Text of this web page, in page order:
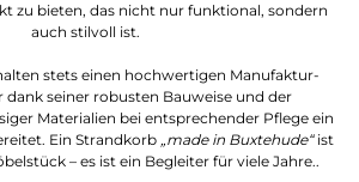
zu bieten, das nicht nur funktional, sondern
auch stilvoll ist.
stets einen hochwertigen Manufaktur-
dank seiner robusten Bauweise und der
Materialien bei entsprechender Pflege ein
Ein Strandkorb „made in Buxtehude“ist
– es ist ein Begleiter für viele Jahre..